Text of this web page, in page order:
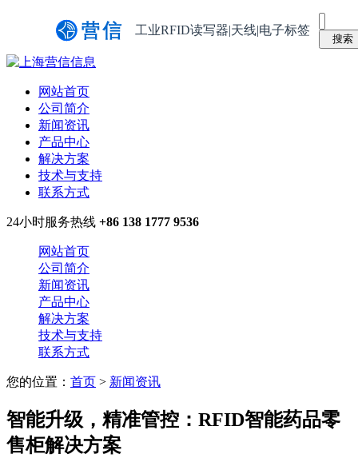
工业RFID读写器|天线|电子标签
网站首页
公司简介
新闻资讯
产品中心
解决方案
技术与支持
联系方式
24小时服务热线 +86 138 1777 9536
网站首页
公司简介
新闻资讯
产品中心
解决方案
技术与支持
联系方式
您的位置： 首页 > 新闻资讯
智能升级，精准管控：RFID智能药品零
售柜解决方案